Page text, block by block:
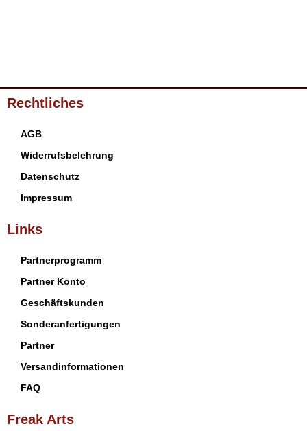
Rechtliches
AGB
Widerrufsbelehrung
Datenschutz
Impressum
Links
Partnerprogramm
Partner Konto
Geschäftskunden
Sonderanfertigungen
Partner
Versandinformationen
FAQ
Freak Arts